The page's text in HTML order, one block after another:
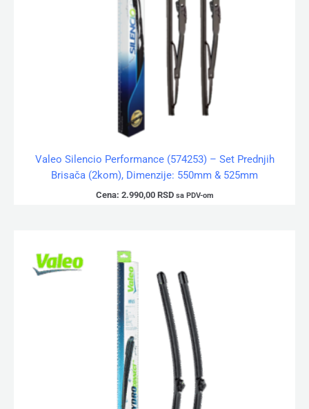
Valeo Silencio Performance (574253) – Set Prednjih
Brisača (2kom), Dimenzije: 550mm & 525mm
Cena: 2.990,00 RSD sa PDV-om